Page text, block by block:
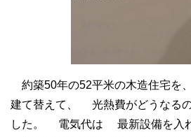
約築50年の52平米の木造住宅を
建て替えて、 光熱費がどうなる
した。 電気代は 最新設備を入れ